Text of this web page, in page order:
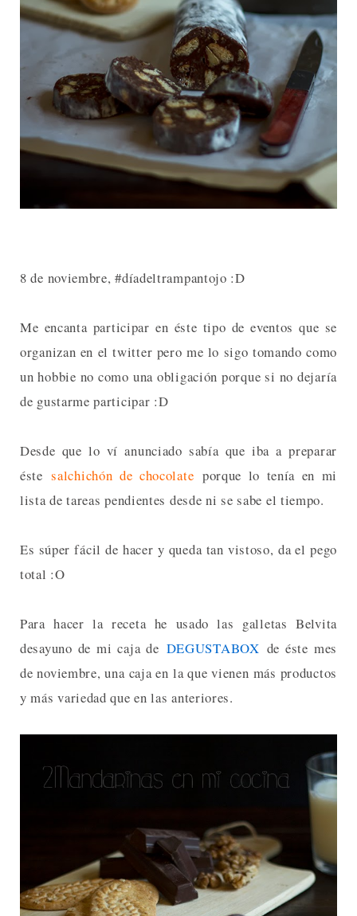
8 de noviembre, #díadeltrampantojo :D
Me encanta participar en éste tipo de eventos que se
organizan en el twitter pero me lo sigo tomando como
un hobbie no como una obligación porque si no dejaría
de gustarme participar :D
Desde que lo ví anunciado sabía que iba a preparar
éstesalchichón de chocolate porque lo tenía en mi
lista de tareas pendientes desde ni se sabe el tiempo.
Es súper fácil de hacer y queda tan vistoso, da el pego
total :O
Para hacer la receta he usado las galletas Belvita
desayuno de mi caja de DEGUSTABOX de éste mes
de noviembre, una caja en la que vienen más productos
y más variedad que en las anteriores.